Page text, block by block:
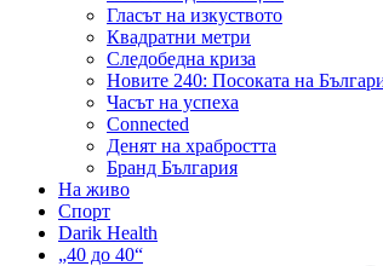
Гласът на изкуството
Квадратни метри
Следобедна криза
Новите 240: Посоката на
Часът на успеха
Connected
Денят на храбростта
Бранд България
На живо
Спорт
Darik Health
„40 до 40“